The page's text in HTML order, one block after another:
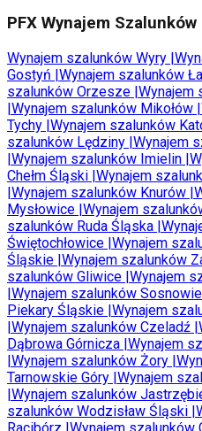
PFX Wynajem
Wynajem szalunków Wyry
Gostyń Wynajem szalunków
szalunków Orzesze Wynajem
Wynajem szalunków Mikołów
Tychy Wynajem szalunków
szalunków Lędziny Wynajem
Wynajem szalunków Imielin
Chełm Śląski Wynajem
Wynajem szalunków Knurów
Mysłowice Wynajem
szalunków Ruda Śląska
Świętochłowice Wynajem
Śląskie Wynajem szalunków
szalunków Gliwice Wynajem
Wynajem szalunków
Piekary Śląskie Wynajem
Wynajem szalunków Czeladź
Dąbrowa Górnicza Wynajem
Wynajem szalunków Żory
Tarnowskie Góry Wynajem
Wynajem szalunków
szalunków Wodzisław Śląski